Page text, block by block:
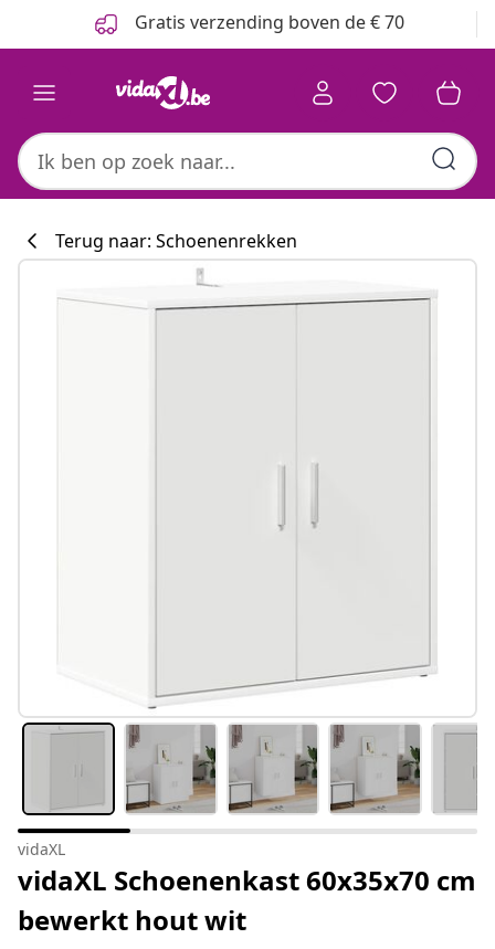
Gratis verzending boven de € 70
Terug naar: Schoenenrekken
vidaXL
vidaXL Schoenenkast 60x35x70 cm
bewerkt hout wit